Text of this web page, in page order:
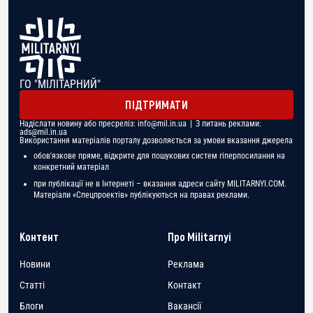
ГО "МІЛІТАРНИЙ"
ПІДТРИМАТИ
Надіслати новину або пресреліз: info@mil.in.ua | З питань реклами:
ads@mil.in.ua
Використання матеріалів порталу дозволяється за умови вказання джерела
обов'язкове пряме, відкрите для пошукових систем гіперпосилання на
конкретний матеріал
при публікації не в Інтернеті – вказання адреси сайту MILITARNYI.COM.
Матеріали «Спецпроектів» публікуються на правах реклами.
Контент
Новини
Статті
Блоги
Про Militarnyi
Реклама
Контакт
Вакансії